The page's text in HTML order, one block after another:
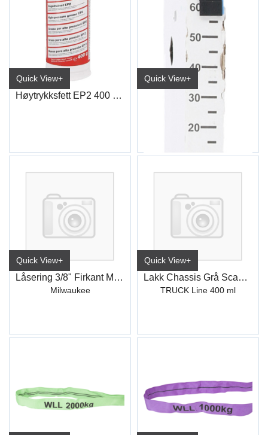
Quick View+
Høytrykksfett EP2 400 GR
Quick View+
Quick View+
Låsering 3/8" Firkant Muttertrekker
Milwaukee
Quick View+
Lakk Chassis Grå Scania L221
TRUCK Line 400 ml